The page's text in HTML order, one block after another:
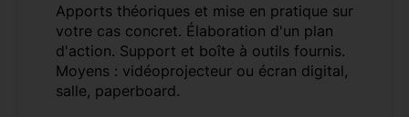
Apports théoriques et mise en pratique sur
votre cas concret. Élaboration d'un plan
d'action. Support et boîte à outils fournis.
Moyens : vidéoprojecteur ou écran digital,
salle, paperboard.